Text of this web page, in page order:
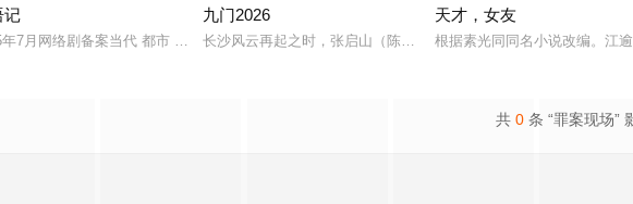
主横尸戏台，将冷血少帅许又安与昆曲名伶荣筱楠推向不死不休的对立绝境。而他们不知，对方正
记
年7月网络剧备案当代 都市 海南越酷文化传媒有限公司
九门2026
长沙风云再起之时，张启山（陈伟霆 饰）与吴老狗（曾舜晞 饰）强
天才，女友
根据素光同同名小说改编。江
共 0 条 “罪案现场”